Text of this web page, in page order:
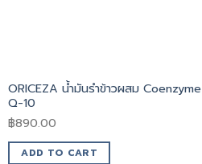
ORICEZA น้ำมันรำข้าวผสม Coenzyme
Q-10
฿890.00
ADD TO CART